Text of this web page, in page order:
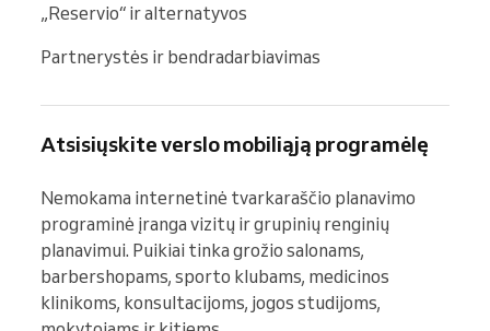
„Reservio“ ir alternatyvos
Partnerystės ir bendradarbiavimas
Atsisiųskite verslo mobiliąją programėlę
Nemokama internetinė tvarkaraščio planavimo
programinė įranga vizitų ir grupinių renginių
planavimui. Puikiai tinka grožio salonams,
barbershopams, sporto klubams, medicinos
klinikoms, konsultacijoms, jogos studijoms,